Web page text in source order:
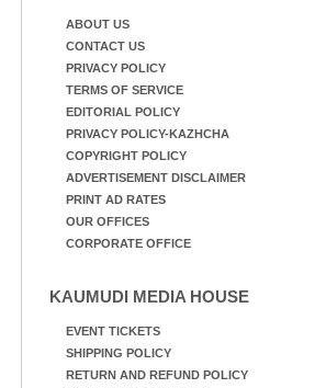
ABOUT US
CONTACT US
PRIVACY POLICY
TERMS OF SERVICE
EDITORIAL POLICY
PRIVACY POLICY-KAZHCHA
COPYRIGHT POLICY
ADVERTISEMENT DISCLAIMER
PRINT AD RATES
OUR OFFICES
CORPORATE OFFICE
KAUMUDI MEDIA HOUSE
EVENT TICKETS
SHIPPING POLICY
RETURN AND REFUND POLICY